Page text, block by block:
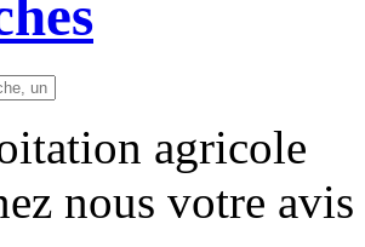
agricole
nous votre avis